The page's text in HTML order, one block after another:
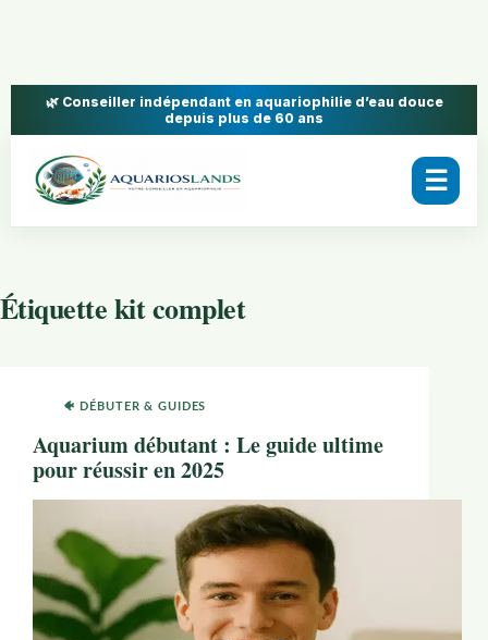
🌿 Conseiller indépendant en aquariophilie d’eau douce
depuis plus de 60 ans
☰
Étiquettekit complet
🐠 DÉBUTER & GUIDES
Aquarium débutant : Le guide ultime
pour réussir en 2025